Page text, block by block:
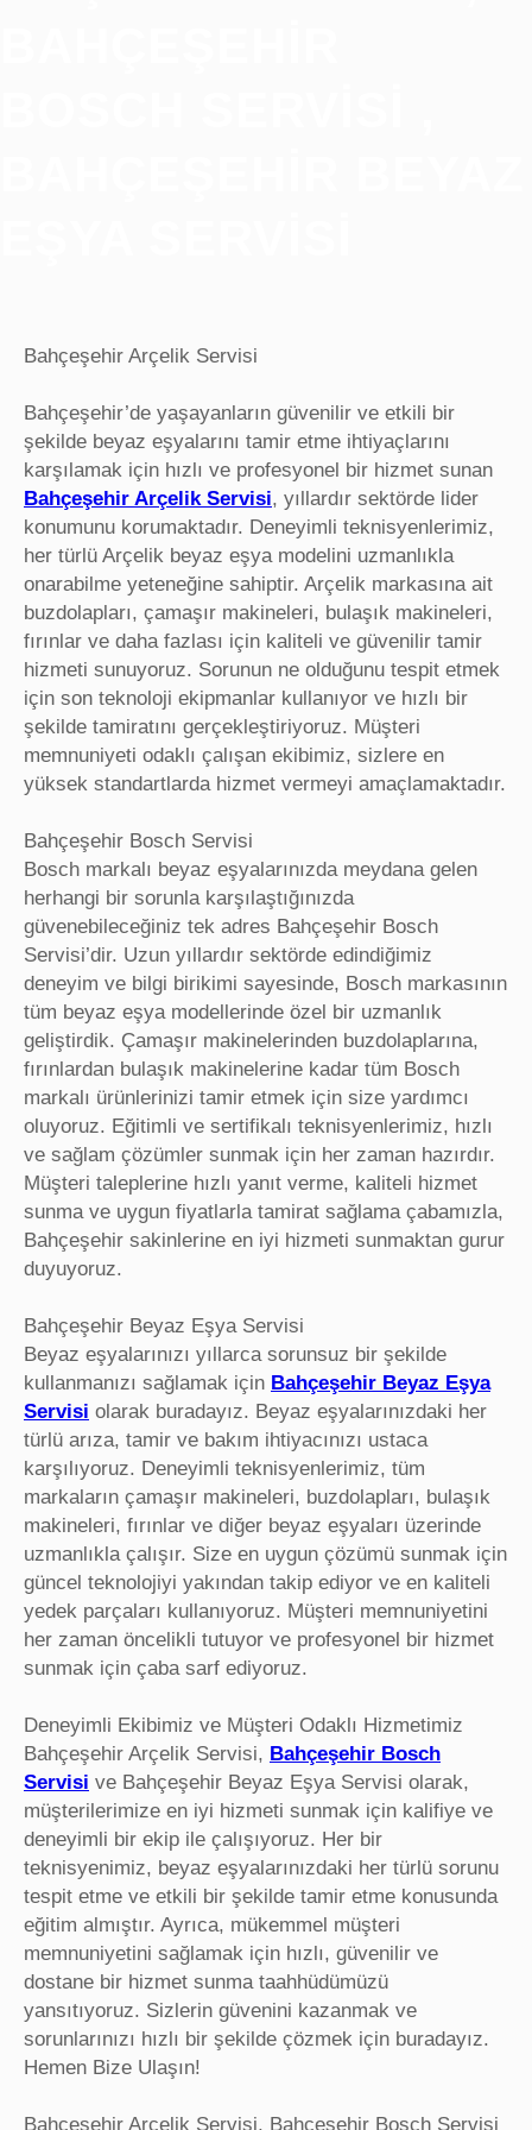
Bahçeşehir Arçelik Servisi
Bahçeşehir’de yaşayanların güvenilir ve etkili bir
şekilde beyaz eşyalarını tamir etme ihtiyaçlarını
karşılamak için hızlı ve profesyonel bir hizmet sunan
Bahçeşehir Arçelik Servisi, yıllardır sektörde lider
konumunu korumaktadır. Deneyimli teknisyenlerimiz,
her türlü Arçelik beyaz eşya modelini uzmanlıkla
onarabilme yeteneğine sahiptir. Arçelik markasına ait
buzdolapları, çamaşır makineleri, bulaşık makineleri,
fırınlar ve daha fazlası için kaliteli ve güvenilir tamir
hizmeti sunuyoruz. Sorunun ne olduğunu tespit etmek
için son teknoloji ekipmanlar kullanıyor ve hızlı bir
şekilde tamiratını gerçekleştiriyoruz. Müşteri
memnuniyeti odaklı çalışan ekibimiz, sizlere en
yüksek standartlarda hizmet vermeyi amaçlamaktadır.
Bahçeşehir Bosch Servisi
Bosch markalı beyaz eşyalarınızda meydana gelen
herhangi bir sorunla karşılaştığınızda
güvenebileceğiniz tek adres Bahçeşehir Bosch
Servisi’dir. Uzun yıllardır sektörde edindiğimiz
deneyim ve bilgi birikimi sayesinde, Bosch markasının
tüm beyaz eşya modellerinde özel bir uzmanlık
geliştirdik. Çamaşır makinelerinden buzdolaplarına,
fırınlardan bulaşık makinelerine kadar tüm Bosch
markalı ürünlerinizi tamir etmek için size yardımcı
oluyoruz. Eğitimli ve sertifikalı teknisyenlerimiz, hızlı
ve sağlam çözümler sunmak için her zaman hazırdır.
Müşteri taleplerine hızlı yanıt verme, kaliteli hizmet
sunma ve uygun fiyatlarla tamirat sağlama çabamızla,
Bahçeşehir sakinlerine en iyi hizmeti sunmaktan gurur
duyuyoruz.
Bahçeşehir Beyaz Eşya Servisi
Beyaz eşyalarınızı yıllarca sorunsuz bir şekilde
kullanmanızı sağlamak için Bahçeşehir Beyaz Eşya
Servisi olarak buradayız. Beyaz eşyalarınızdaki her
türlü arıza, tamir ve bakım ihtiyacınızı ustaca
karşılıyoruz. Deneyimli teknisyenlerimiz, tüm
markaların çamaşır makineleri, buzdolapları, bulaşık
makineleri, fırınlar ve diğer beyaz eşyaları üzerinde
uzmanlıkla çalışır. Size en uygun çözümü sunmak için
güncel teknolojiyi yakından takip ediyor ve en kaliteli
yedek parçaları kullanıyoruz. Müşteri memnuniyetini
her zaman öncelikli tutuyor ve profesyonel bir hizmet
sunmak için çaba sarf ediyoruz.
Deneyimli Ekibimiz ve Müşteri Odaklı Hizmetimiz
Bahçeşehir Arçelik Servisi, Bahçeşehir Bosch
Servisi ve Bahçeşehir Beyaz Eşya Servisi olarak,
müşterilerimize en iyi hizmeti sunmak için kalifiye ve
deneyimli bir ekip ile çalışıyoruz. Her bir
teknisyenimiz, beyaz eşyalarınızdaki her türlü sorunu
tespit etme ve etkili bir şekilde tamir etme konusunda
eğitim almıştır. Ayrıca, mükemmel müşteri
memnuniyetini sağlamak için hızlı, güvenilir ve
dostane bir hizmet sunma taahhüdümüzü
yansıtıyoruz. Sizlerin güvenini kazanmak ve
sorunlarınızı hızlı bir şekilde çözmek için buradayız.
Hemen Bize Ulaşın!
Bahçeşehir Arçelik Servisi, Bahçeşehir Bosch Servisi